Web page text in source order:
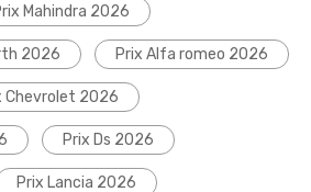
Mahindra 2026
2026 Prix Alfa romeo 2026
Chevrolet 2026
Prix Ds 2026
Prix Lancia 2026